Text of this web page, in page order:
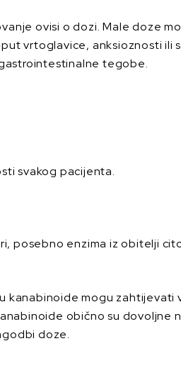
ovisi o dozi. Male doze
vrtoglavice, anksioznosti ili
tegobe.
svakog pacijenta.
posebno enzima iz obitelji
kanabinoide mogu zahtijevati
obično su dovoljne
doze.